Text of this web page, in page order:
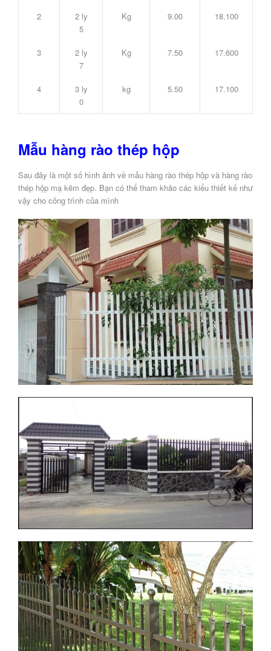
2
2 ly
5
Kg 9.00 18.100
3
2 ly
7
Kg 7.50 17.600
4
3 ly
0
kg 5.50 17.100
Mẫu hàng rào thép hộp
Sau đây là một số hình ảnh về mẫu hàng rào thép hộp và hàng rào
thép hộp mạ kẽm đẹp. Bạn có thể tham khảo các kiểu thiết kế như
vậy cho công trình của mình